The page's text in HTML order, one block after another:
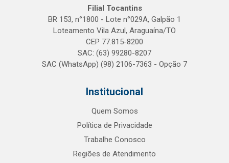
Filial Tocantins
BR 153, n°1800 - Lote n°029A, Galpão 1
Loteamento Vila Azul, Araguaína/TO
CEP 77.815-8200
SAC: (63) 99280-8207
SAC (WhatsApp) (98) 2106-7363 - Opção 7
Institucional
Quem Somos
Política de Privacidade
Trabalhe Conosco
Regiões de Atendimento